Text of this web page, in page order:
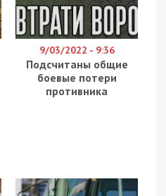
9/03/2022 - 9:36
Подсчитаны общие
боевые потери
противника